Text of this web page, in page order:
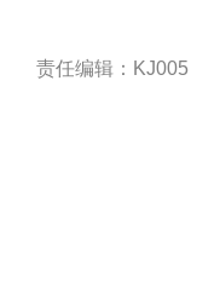
责任编辑：KJ005